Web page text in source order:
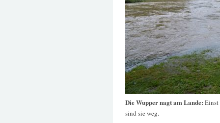
Die Wupper nagt am Lande: Einst
sind sie weg.